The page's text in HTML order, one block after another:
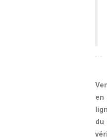
en
du